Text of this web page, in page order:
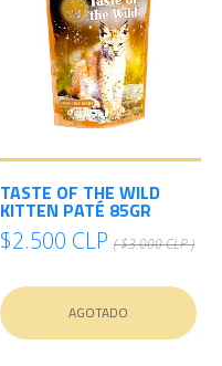
TASTE OF THE WILD
KITTEN PATÉ 85GR
$2.500 CLP ( $3.000 CLP )
AGOTADO